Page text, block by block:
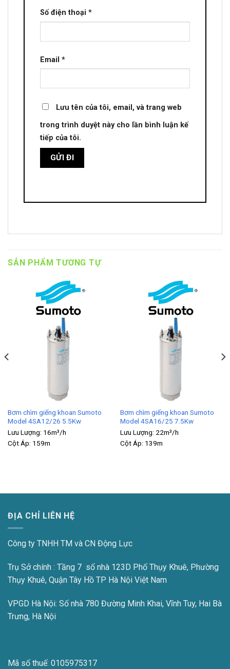
Số điện thoại *
Email *
Lưu tên của tôi, email, và trang web
trong trình duyệt này cho lần bình luận kế
tiếp của tôi.
SẢN PHẨM TƯƠNG TỰ
Bơm chìm giếng khoan Sumoto
Model 4SA12/26 5.5Kw
Lưu Lượng: 16m³/h
Cột Áp: 159m
Bơm chìm giếng khoan Sumoto
Model 4SA16/25 7.5Kw
Lưu Lượng: 22m³/h
Cột Áp: 139m
ĐỊA CHỈ LIÊN HỆ
Công ty TNHH TM và CN Động Lực
Trụ Sở chính : Tầng 7 số nhà 123D Phố Thụy Khuê, Phường
Thụy Khuê, Quận Tây Hồ TP Hà Nội Việt Nam
VPGD Hà Nội: Số nhà 780 Đường Minh Khai, Vĩnh Tuy, Hai Bà
Trưng, Hà Nội
Mã số thuế: 0105975317